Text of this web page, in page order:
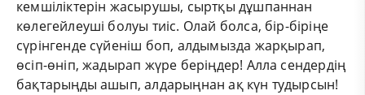
кемшіліктерін жасырушы, сыртқы дұшпаннан
көлегейлеуші болуы тиіс. Олай болса, бір-біріңе
сүрінгенде сүйеніш боп, алдымызда жарқырап,
өсіп-өніп, жадырап жүре беріңдер! Алла сендердің
бақтарыңды ашып, алдарыңнан ақ күн тудырсын!